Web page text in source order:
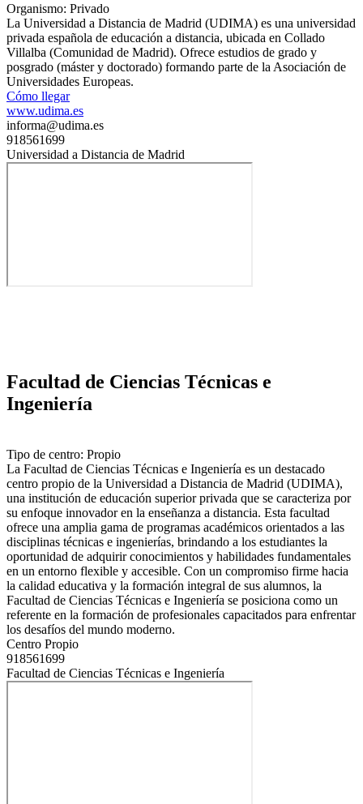
Organismo: Privado
La Universidad a Distancia de Madrid (UDIMA) es una universidad
privada española de educación a distancia, ubicada en Collado
Villalba (Comunidad de Madrid). Ofrece estudios de grado y
posgrado (máster y doctorado) formando parte de la Asociación de
Universidades Europeas.
Cómo llegar
www.udima.es
informa@udima.es
918561699
Universidad a Distancia de Madrid
Facultad de Ciencias Técnicas e
Ingeniería
Tipo de centro: Propio
La Facultad de Ciencias Técnicas e Ingeniería es un destacado
centro propio de la Universidad a Distancia de Madrid (UDIMA),
una institución de educación superior privada que se caracteriza por
su enfoque innovador en la enseñanza a distancia. Esta facultad
ofrece una amplia gama de programas académicos orientados a las
disciplinas técnicas e ingenierías, brindando a los estudiantes la
oportunidad de adquirir conocimientos y habilidades fundamentales
en un entorno flexible y accesible. Con un compromiso firme hacia
la calidad educativa y la formación integral de sus alumnos, la
Facultad de Ciencias Técnicas e Ingeniería se posiciona como un
referente en la formación de profesionales capacitados para enfrentar
los desafíos del mundo moderno.
Centro Propio
918561699
Facultad de Ciencias Técnicas e Ingeniería